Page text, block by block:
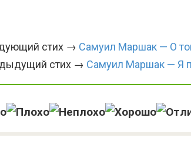
стих → Самуил Маршак — О
стих → Самуил Маршак — Я